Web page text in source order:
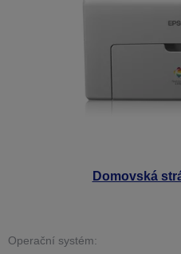
Domovská
Operační systém: